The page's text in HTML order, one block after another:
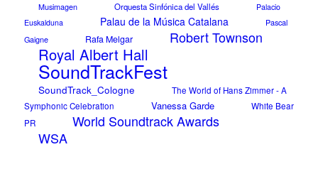
Musimagen Orquesta Sinfónica del Vallés
Palacio
Euskalduna
Palau de la Música Catalana
Pascal
Gaigne
Rafa Melgar Robert Townson
Royal Albert Hall
SoundTrackFest
SoundTrack_Cologne
The World of Hans Zimmer - A
Symphonic Celebration
Vanessa Garde
White Bear
PR
World Soundtrack Awards
WSA